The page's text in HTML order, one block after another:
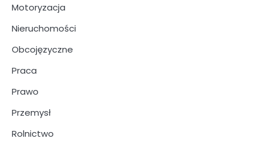
Motoryzacja
Nieruchomości
Obcojęzyczne
Praca
Prawo
Przemysł
Rolnictwo